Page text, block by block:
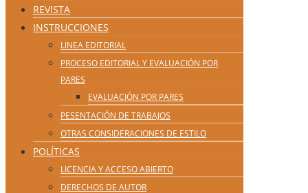
REVISTA
INSTRUCCIONES
LINEA EDITORIAL
PROCESO EDITORIAL Y EVALUACIÓN POR
PARES
EVALUACIÓN POR PARES
PESENTACIÓN DE TRABAJOS
OTRAS CONSIDERACIONES DE ESTILO
POLÍTICAS
LICENCIA Y ACCESO ABIERTO
DERECHOS DE AUTOR